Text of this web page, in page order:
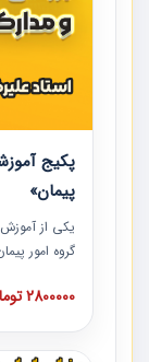
پکیج
پیمان»
یکی از
گروه امور
است که در
نکات کلیدی
پیمان به
2800000 تومان